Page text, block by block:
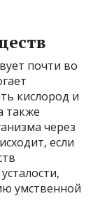
почти во
кислород и
также
через
если
умственной